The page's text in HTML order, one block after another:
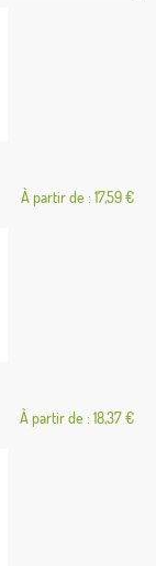
À partir de : 17,59 €
À partir de : 18,37 €